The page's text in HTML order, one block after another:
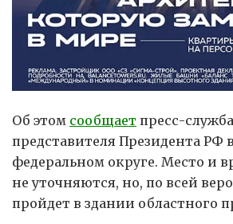
Об этом сообщает пресс-
представителя Президента РФ
федеральном округе. Место и
не уточняются, но, по всей
пройдет в здании областного